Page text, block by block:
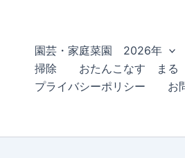
園芸・家庭菜園 2026年
掃除
おたんこなす まる
プライバシーポリシー
お